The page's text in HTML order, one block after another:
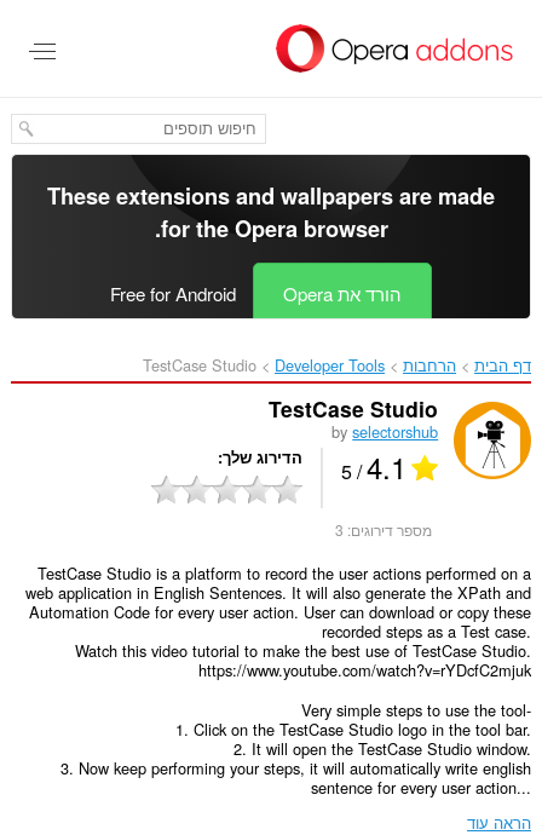
העיקרי
These extensions and wallpapers are made
for theOpera browser
.
הורד את Opera Free for Android
דף הבית הרחבות Developer Tools
TestCase Studio‎
TestCase Studio
byselectorshub
4.1
/ 5 הדירוג שלך
מספר דירוגים: 3
TestCase Studio is a platform to record the user actions performed on a
web application in English Sentences. It will also generate the XPath and
Automation Code for every user action. User can download or copy these
recorded steps as a Test case.
Watch this video tutorial to make the best use of TestCase Studio.
https://www.youtube.com/watch?v=rYDcfC2mjuk
Very simple steps to use the tool-
1. Click on the TestCase Studio logo in the tool bar.
2. It will open the TestCase Studio window.
3. Now keep performing your steps, it will automatically write english
sentence for every user action...
הראה עוד